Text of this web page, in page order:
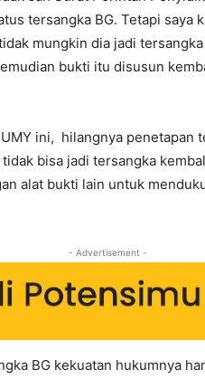
tersangka BG. Tetapi saya
mungkin dia jadi
bukti itu disusun
ini, hilangnya penetapan
bisa jadi tersangka
alat bukti lain untuk
- Advertisement -
BG kekuatan hukumnya